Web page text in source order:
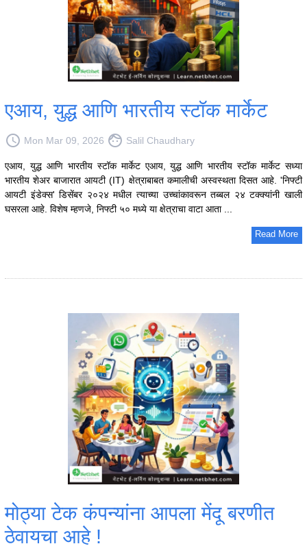
एआय, युद्ध आणि भारतीय स्टॉक मार्केट
access_time Mon Mar 09, 2026 face Salil Chaudhary
एआय, युद्ध आणि भारतीय स्टॉक मार्केट एआय, युद्ध आणि भारतीय स्टॉक मार्केट सध्या
भारतीय शेअर बाजारात आयटी (IT) क्षेत्राबाबत कमालीची अस्वस्थता दिसत आहे. 'निफ्टी
आयटी इंडेक्स' डिसेंबर २०२४ मधील त्याच्या उच्चांकावरून तब्बल २४ टक्क्यांनी खाली
घसरला आहे. विशेष म्हणजे, निफ्टी ५० मध्ये या क्षेत्राचा वाटा आता ...
Read More
मोठ्या टेक कंपन्यांना आपला मेंदू बरणीत
ठेवायचा आहे !